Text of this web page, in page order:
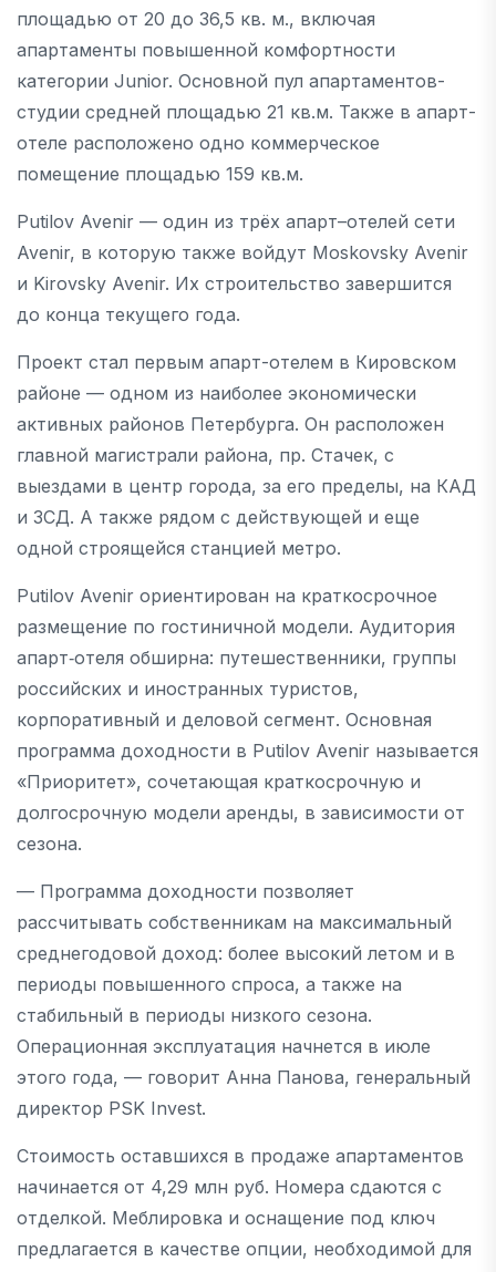
площадью от 20 до 36,5 кв. м., включая
апартаменты повышенной комфортности
категории Junior. Основной пул апартаментов-
студии средней площадью 21 кв.м. Также в апарт-
отеле расположено одно коммерческое
помещение площадью 159 кв.м.
Putilov Avenir — один из трёх апарт–отелей сети
Avenir, в которую также войдут Moskovsky Avenir
и Kirovsky Avenir. Их строительство завершится
до конца текущего года.
Проект стал первым апарт-отелем в Кировском
районе — одном из наиболее экономически
активных районов Петербурга. Он расположен
главной магистрали района, пр. Стачек, с
выездами в центр города, за его пределы, на КАД
и ЗСД. А также рядом с действующей и еще
одной строящейся станцией метро.
Putilov Avenir ориентирован на краткосрочное
размещение по гостиничной модели. Аудитория
апарт‐отеля обширна: путешественники, группы
российских и иностранных туристов,
корпоративный и деловой сегмент. Основная
программа доходности в Putilov Avenir называется
«Приоритет», сочетающая краткосрочную и
долгосрочную модели аренды, в зависимости от
сезона.
— Программа доходности позволяет
рассчитывать собственникам на максимальный
среднегодовой доход: более высокий летом и в
периоды повышенного спроса, а также на
стабильный в периоды низкого сезона.
Операционная эксплуатация начнется в июле
этого года, — говорит Анна Панова, генеральный
директор PSK Invest.
Стоимость оставшихся в продаже апартаментов
начинается от 4,29 млн руб. Номера сдаются с
отделкой. Меблировка и оснащение под ключ
предлагается в качестве опции, необходимой для